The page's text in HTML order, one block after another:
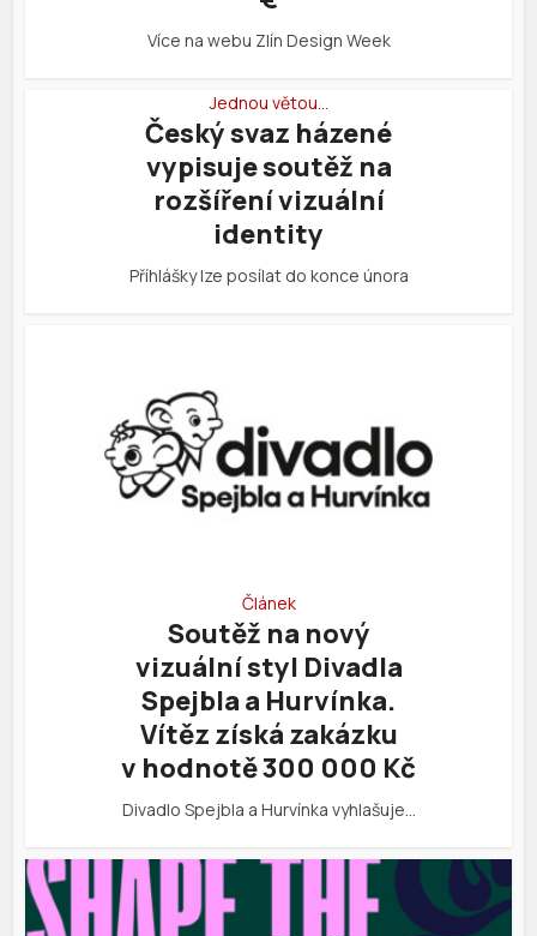
Více na webu Zlín Design Week
Jednou větou…
Český svaz házené
vypisuje soutěž na
rozšíření vizuální
identity
Příhlášky lze posílat do konce února
Článek
Soutěž na nový
vizuální styl Divadla
Spejbla a Hurvínka.
Vítěz získá zakázku
v hodnotě 300 000 Kč
Divadlo Spejbla a Hurvínka vyhlašuje…